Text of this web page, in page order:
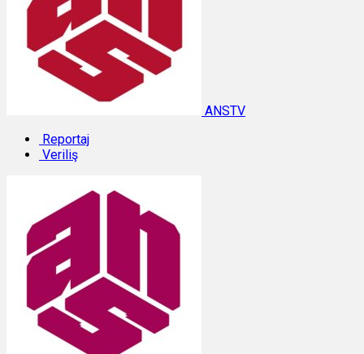
ANSTV
Reportaj
Veriliş